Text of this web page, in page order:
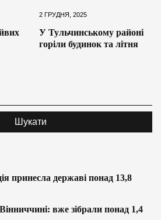
2 ГРУДНЯ, 2025
У Тульчинському районі
горіли будинок та літня
принесла державі понад 13,8
вже зібрали понад 1,4